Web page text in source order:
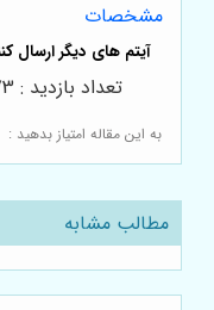
مشخصات
به این مقاله امتیاز بدهید :
تعداد بازدید : 173
مطالب مشابه